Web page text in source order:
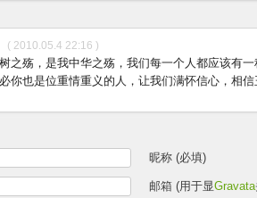
( 2010.05.4 22:16 )
之殇，是我中华之殇，我们每一个人都应该有
你也是位重情重义的人，让我们满怀信心，相
昵称 (必填)
邮箱 (用于显Gravata